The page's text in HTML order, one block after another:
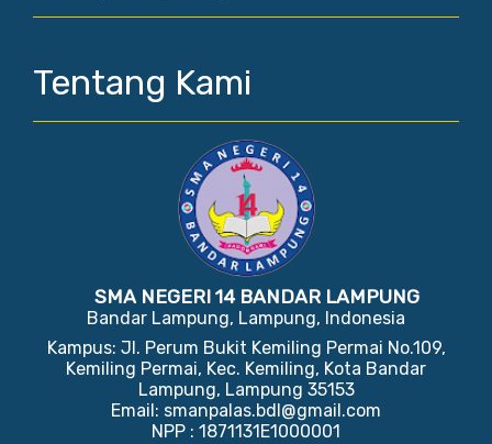
Tentang Kami
SMA NEGERI 14 BANDAR LAMPUNG
Bandar Lampung, Lampung, Indonesia
Kampus: Jl. Perum Bukit Kemiling Permai No.109,
Kemiling Permai, Kec. Kemiling, Kota Bandar
Lampung, Lampung 35153
Email: smanpalas.bdl@gmail.com
NPP : 1871131E1000001